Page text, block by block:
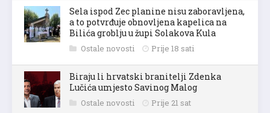
Sela ispod Zec planine nisu zaboravljena,
a to potvrđuje obnovljena kapelica na
Bilića groblju u župi Solakova Kula
Ostale novosti Prije 18 sati
Biraju li hrvatski branitelji Zdenka
Lučića umjesto Savinog Malog
Ostale novosti Prije 21 sat